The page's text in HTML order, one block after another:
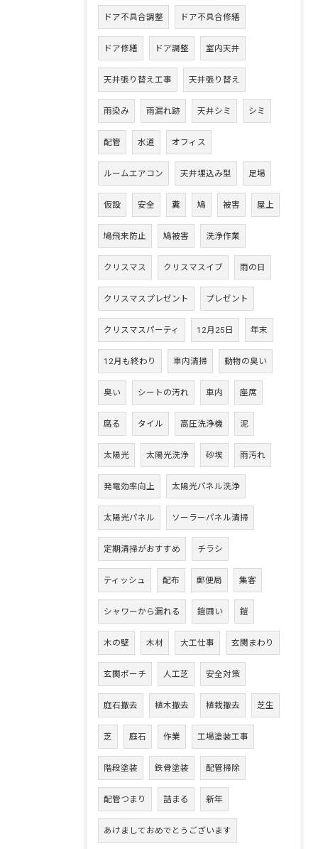
ドア不具合調整 ドア不具合修繕
ドア修繕 ドア調整 室内天井
天井張り替え工事 天井張り替え
雨染み 雨漏れ跡 天井シミ シミ
配管 水道 オフィス
ルームエアコン 天井埋込み型 足場
仮設 安全 糞 鳩 被害 屋上
鳩飛来防止 鳩被害 洗浄作業
クリスマス クリスマスイブ 雨の日
クリスマスプレゼント プレゼント
クリスマスパーティ 12月25日 年末
12月も終わり 車内清掃 動物の臭い
臭い シートの汚れ 車内 座席
腐る タイル 高圧洗浄機 泥
太陽光 太陽光洗浄 砂埃 雨汚れ
発電効率向上 太陽光パネル洗浄
太陽光パネル ソーラーパネル清掃
定期清掃がおすすめ チラシ
ティッシュ 配布 郵便局 集客
シャワーから漏れる 鎧囲い 鎧
木の壁 木材 大工仕事 玄関まわり
玄関ポーチ 人工芝 安全対策
庭石撤去 植木撤去 植栽撤去 芝生
芝 庭石 作業 工場塗装工事
階段塗装 鉄骨塗装 配管掃除
配管つまり 詰まる 新年
あけましておめでとうございます